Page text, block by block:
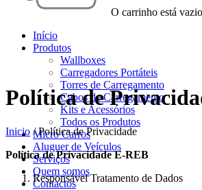
O carrinho está vazio
Início
Produtos
Wallboxes
Carregadores Portáteis
Torres de Carregamento
Cabos de Carregamento
Kits e Acessórios
Todos os Produtos
Micro Carros
Aluguer de Veículos
Serviços
Quem somos
Contactos
Política de
Inicio / Política de Privacidade
Política de Privacidade E-REB
Responsável Tratamento de Dados